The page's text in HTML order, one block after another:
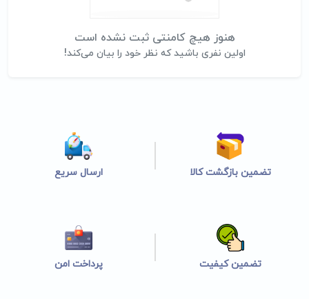
هنوز هیچ کامنتی ثبت نشده است
اولین نفری باشید که نظر خود را بیان می‌کند!
تضمین بازگشت کالا ارسال سریع
تضمین کیفیت پرداخت امن